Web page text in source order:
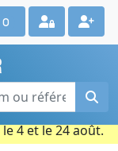
71
18h
par carte
4 et le 24 août.
0